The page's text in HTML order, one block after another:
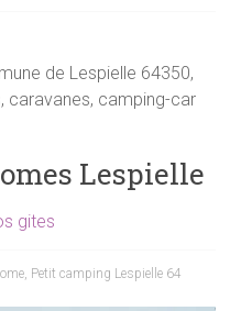
de Lespielle 64350,
caravanes, camping-car
Lespielle
gites
, Petit camping Lespielle 64